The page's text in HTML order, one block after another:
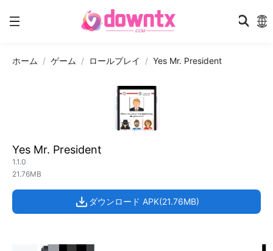
ホーム ゲーム ロールプレイ Yes Mr. President
Yes Mr. President
1.1.0
21.76MB
ダウンロード APK(21.76MB)